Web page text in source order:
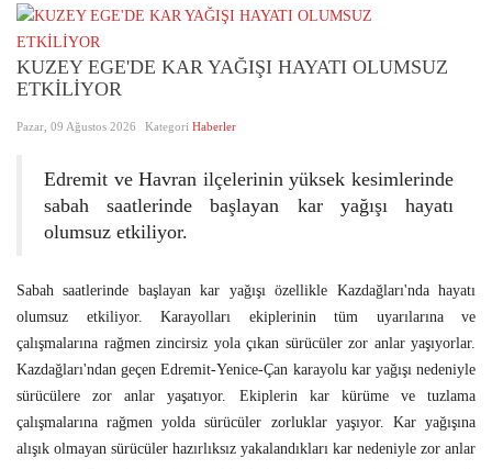
KUZEY EGE'DE KAR YAĞIŞI HAYATI OLUMSUZ
ETKİLİYOR
Pazar, 09 Ağustos 2026 Kategori Haberler
Edremit ve Havran ilçelerinin yüksek kesimlerinde
sabah saatlerinde başlayan kar yağışı hayatı
olumsuz etkiliyor.
Sabah saatlerinde başlayan kar yağışı özellikle Kazdağları'nda hayatı
olumsuz etkiliyor. Karayolları ekiplerinin tüm uyarılarına ve
çalışmalarına rağmen zincirsiz yola çıkan sürücüler zor anlar yaşıyorlar.
Kazdağları'ndan geçen Edremit-Yenice-Çan karayolu kar yağışı nedeniyle
sürücülere zor anlar yaşatıyor. Ekiplerin kar kürüme ve tuzlama
çalışmalarına rağmen yolda sürücüler zorluklar yaşıyor. Kar yağışına
alışık olmayan sürücüler hazırlıksız yakalandıkları kar nedeniyle zor anlar